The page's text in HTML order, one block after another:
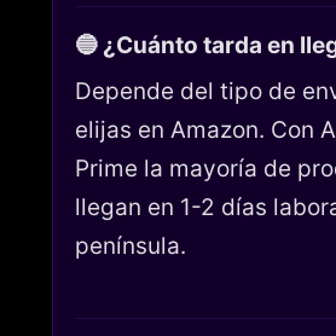
🔵 ¿Cuánto tarda en
Depende del tipo de
elijas en Amazon. Con
Prime la mayoría de
llegan en 1-2 días
península.